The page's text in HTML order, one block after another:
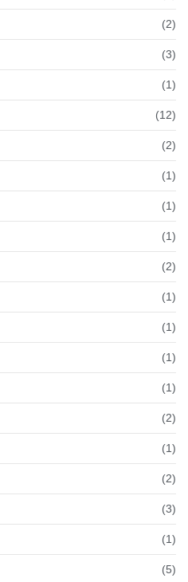
(2)
(3)
(1)
(12)
(2)
(1)
(1)
(1)
(2)
(1)
(1)
(1)
(1)
(2)
(1)
(2)
(3)
(1)
(5)